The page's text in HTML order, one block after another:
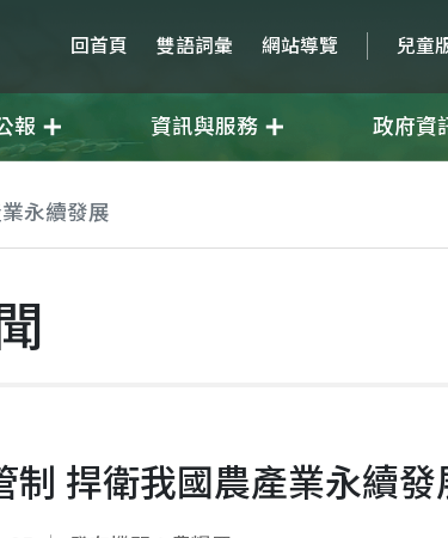
回首頁 雙語詞彙 網站導覽 兒童
報 資訊與服務 政府資
永續發展
制 捍衛我國農產業永續發